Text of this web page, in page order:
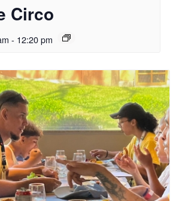
Circo
- 12:20 pm